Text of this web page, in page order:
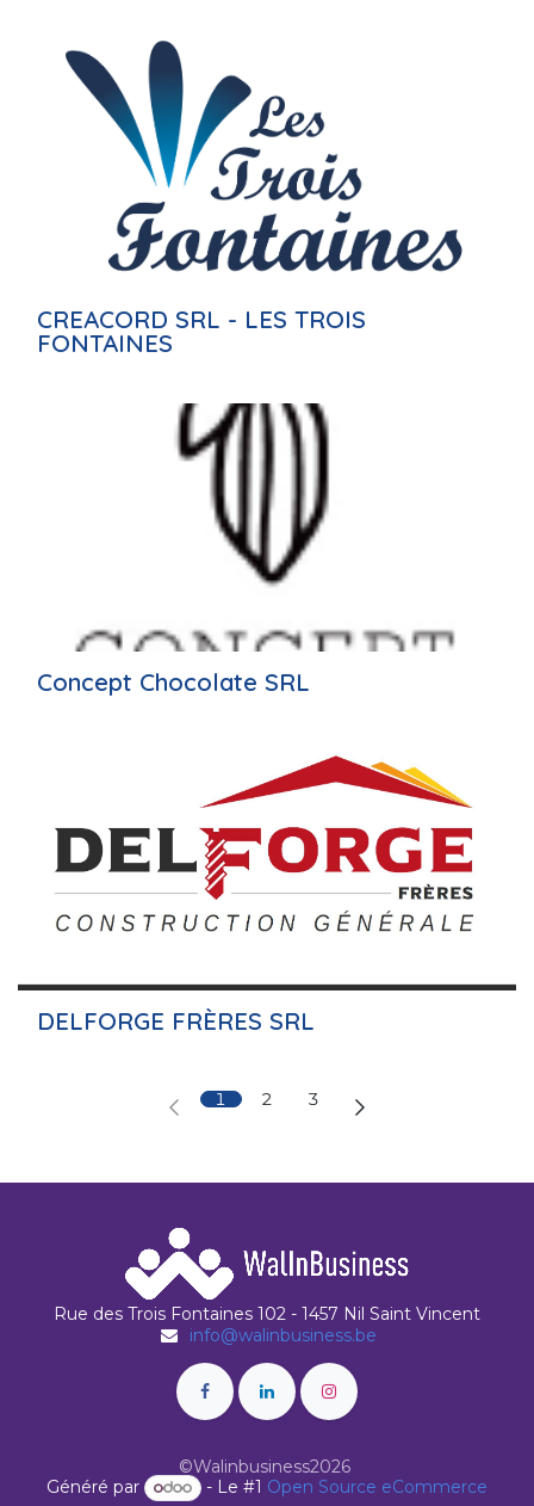
CREACORD SRL - LES TROIS
FONTAINES
Concept Chocolate SRL
DELFORGE FRÈRES SRL
1 2 3
Rue des Trois Fontaines 102 - 1457 Nil Saint Vincent
info@walinbusiness.be
©Walinbusiness2026
Généré par
- Le #1 Open Source eCommerce